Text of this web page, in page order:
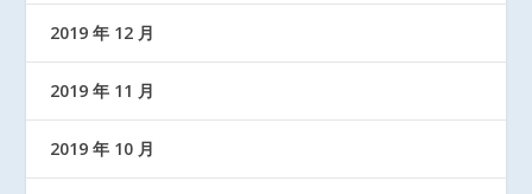
2019 年 12 月
2019 年 11 月
2019 年 10 月